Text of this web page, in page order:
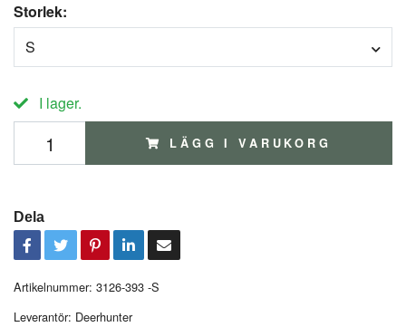
Storlek:
S
I lager.
LÄGG I VARUKORG
Dela
Artikelnummer: 3126-393 -S
Leverantör: Deerhunter